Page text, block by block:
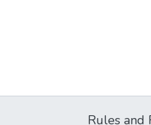
Rules and